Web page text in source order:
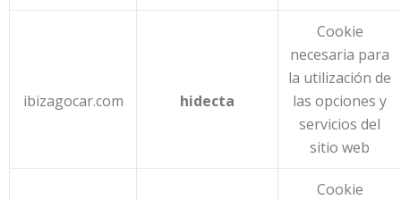
ibizagocar.com hidecta
Cookie
necesaria para
la utilización de
las opciones y
servicios del
sitio web
Cookie